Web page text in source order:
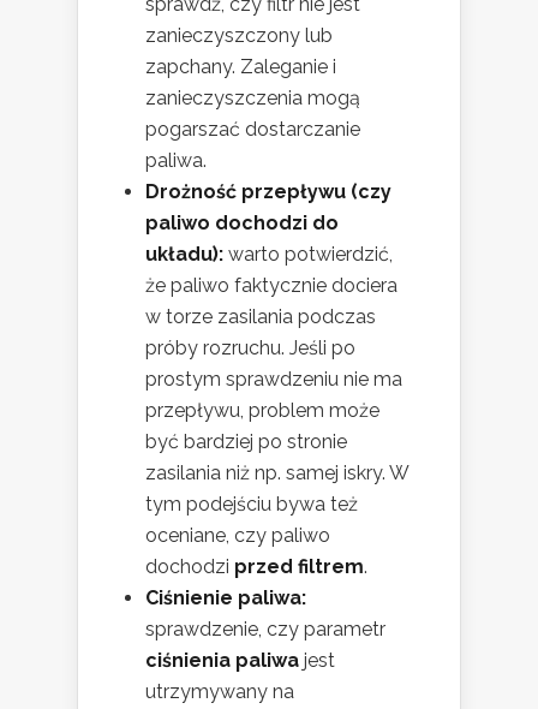
zanieczyszczony lub
zapchany. Zaleganie i
zanieczyszczenia mogą
pogarszać dostarczanie
paliwa.
Drożność przepływu (czy
paliwo dochodzi do
układu): warto potwierdzić,
że paliwo faktycznie dociera
w torze zasilania podczas
próby rozruchu. Jeśli po
prostym sprawdzeniu nie ma
przepływu, problem może
być bardziej po stronie
zasilania niż np. samej iskry. W
tym podejściu bywa też
oceniane, czy paliwo
dochodzi przed filtrem.
Ciśnienie paliwa:
sprawdzenie, czy parametr
ciśnienia paliwa jest
utrzymywany na